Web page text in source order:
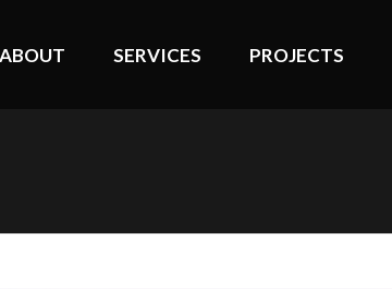
ABOUT SERVICES PROJECTS